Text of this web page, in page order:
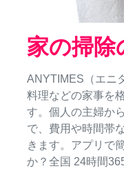
家の掃除
ANYTIMES（エニ
料理などの家事を
す。個人の主婦か
で、費用や時間帯
きます。アプリで
か？全国 24時間